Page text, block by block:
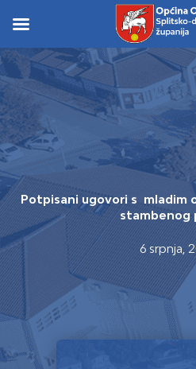
content
content
Potpisani ugovori s mladim
stambenog
6 srpnja,